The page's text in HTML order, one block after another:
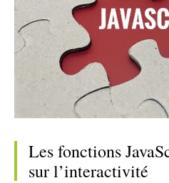
Les fonctions
sur l’interactivité